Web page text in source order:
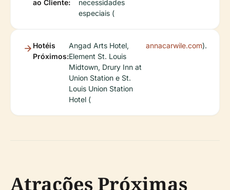
ao Cliente:
necessidades
especiais (
Hotéis
Próximos:
Angad Arts Hotel,
Element St. Louis
Midtown, Drury Inn at
Union Station e St.
Louis Union Station
Hotel (
annacarwile.com).
Atrações Próximas